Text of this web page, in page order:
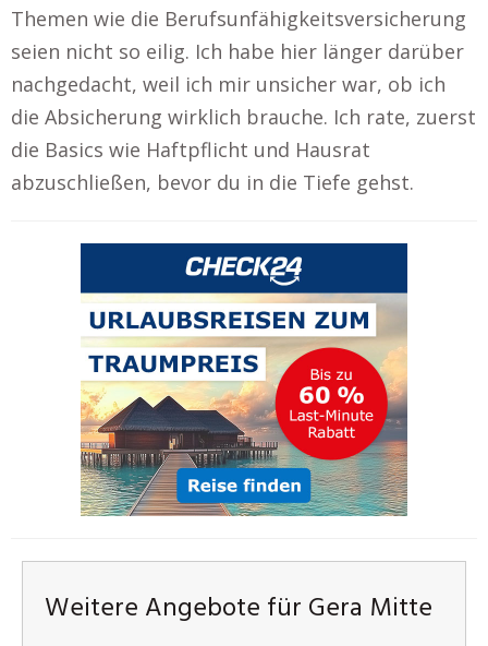
Themen wie die Berufsunfähigkeitsversicherung
seien nicht so eilig. Ich habe hier länger darüber
nachgedacht, weil ich mir unsicher war, ob ich
die Absicherung wirklich brauche. Ich rate, zuerst
die Basics wie Haftpflicht und Hausrat
abzuschließen, bevor du in die Tiefe gehst.
Weitere Angebote für Gera Mitte